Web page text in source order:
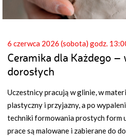
6 czerwca 2026 (sobota) godz.
Ceramika dla Każdego
dorosłych
Uczestnicy pracują w glinie, w
plastyczny i przyjazny, a po
techniki formowania prostych form
prace są malowane i zabierane do